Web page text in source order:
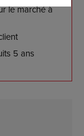
le marché à
5 ans